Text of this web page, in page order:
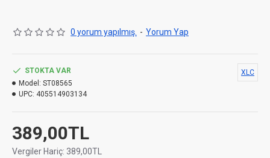
0 yorum yapılmış. - Yorum Yap
389,00TL
Vergiler Hariç: 389,00TL
STOKTA VAR
Model: ST08565
UPC: 405514903134
XLC